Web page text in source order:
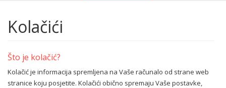
Kolačići
Što je kolačić?
Kolačić je informacija spremljena na Vaše računalo od strane web
stranice koju posjetite. Kolačići obično spremaju Vaše postavke,